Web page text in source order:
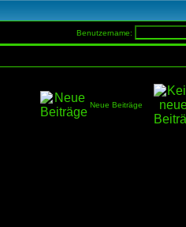
Benutzername:
Neue Beiträge